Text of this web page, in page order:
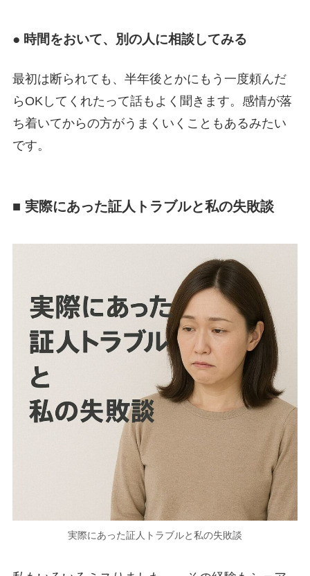
● 時間をおいて、別の人に相談してみる
最初は断られても、半年後とかにもう一度頼んだ
らOKしてくれたって話もよく聞きます。感情が落
ち着いてからの方がうまくいくこともあるみたい
です。
■ 実際にあった証人トラブルと私の失敗談
実際にあった証人トラブルと私の失敗談